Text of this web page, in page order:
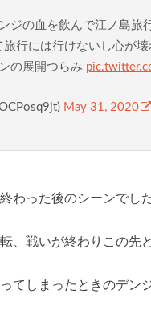
ジの血を飲んで江ノ島
旅行には行けないし心が
の展開つらみ
May 31, 2020
わった後のシーンでし
、戦いが終わりこの先
てしまったときのデン